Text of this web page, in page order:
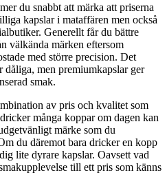
du snabbt att märka att priserna
kapslar i mataffären men också
Generellt får du bättre
välkända märken eftersom
med större precision. Det
men premiumkapslar ger
smak.
av pris och kvalitet som
många koppar om dagen kan
märke som du
du däremot bara dricker en kopp
lite dyrare kapslar. Oavsett vad
till ett pris som känns